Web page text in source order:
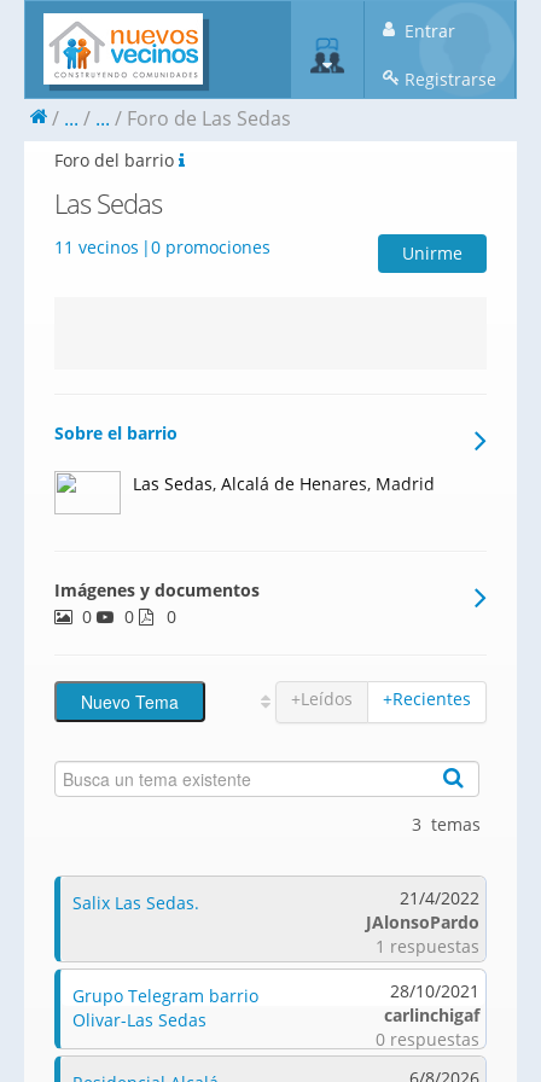
Entrar
Registrarse
... ... Foro de Las Sedas
Foro del barrio
Las Sedas
11 vecinos 0 promociones Unirme
Sobre el barrio
Las Sedas, Alcalá de Henares, Madrid
Imágenes y documentos
0
0 0
+Leídos +Recientes
3 temas
Salix Las Sedas.
21/4/2022
JAlonsoPardo
1 respuestas
Grupo Telegram barrio
Olivar-Las Sedas
28/10/2021
carlinchigaf
0 respuestas